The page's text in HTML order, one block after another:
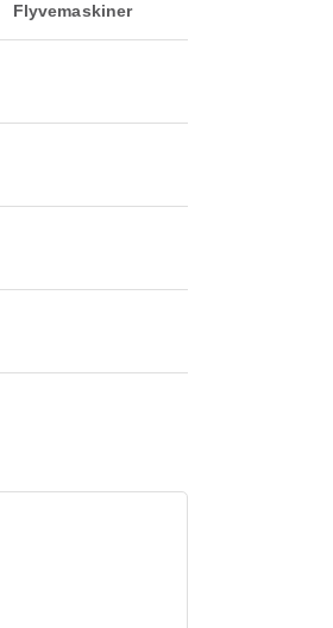
Flyvemaskiner